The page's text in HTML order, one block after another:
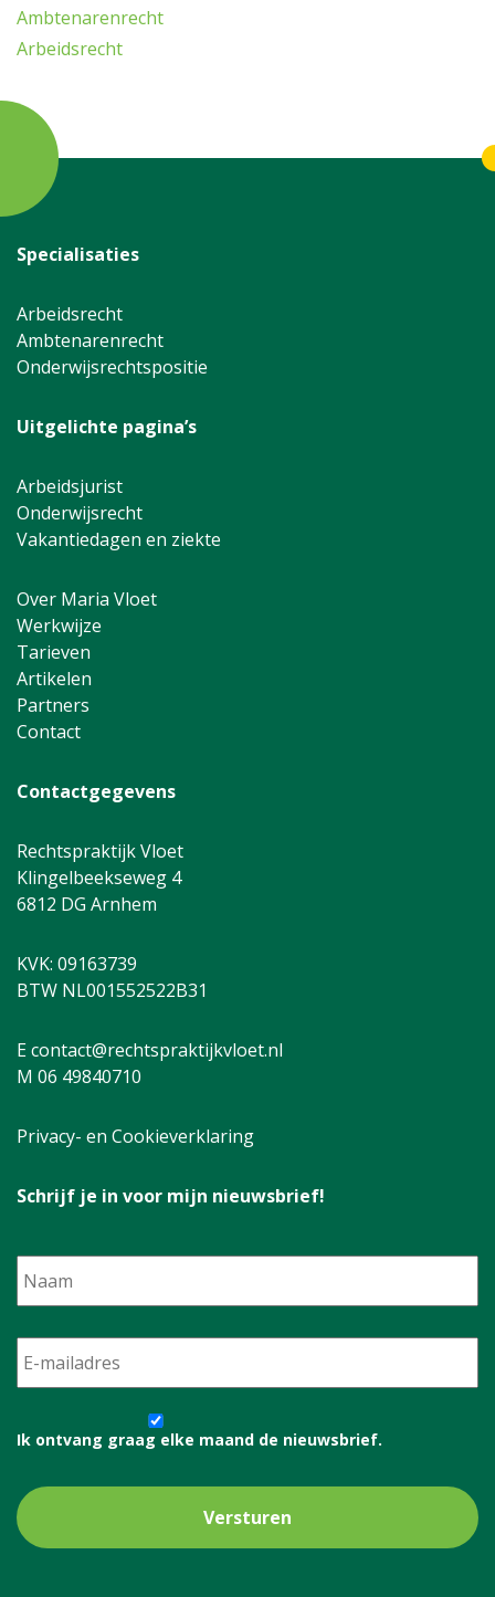
Ambtenarenrecht
Arbeidsrecht
Specialisaties
Arbeidsrecht
Ambtenarenrecht
Onderwijsrechtspositie
Uitgelichte pagina’s
Arbeidsjurist
Onderwijsrecht
Vakantiedagen en ziekte
Over Maria Vloet
Werkwijze
Tarieven
Artikelen
Partners
Contact
Contactgegevens
Rechtspraktijk Vloet
Klingelbeekseweg 4
6812 DG Arnhem
KVK: 09163739
BTW NL001552522B31
E contact@rechtspraktijkvloet.nl
M 06 49840710
Privacy- en Cookieverklaring
Schrijf je in voor mijn nieuwsbrief!
Naam
E-
mailadres *
ontvang
elke
maand
de
nieuwsbrief. *
Ik ontvang graag elke maand de nieuwsbrief.